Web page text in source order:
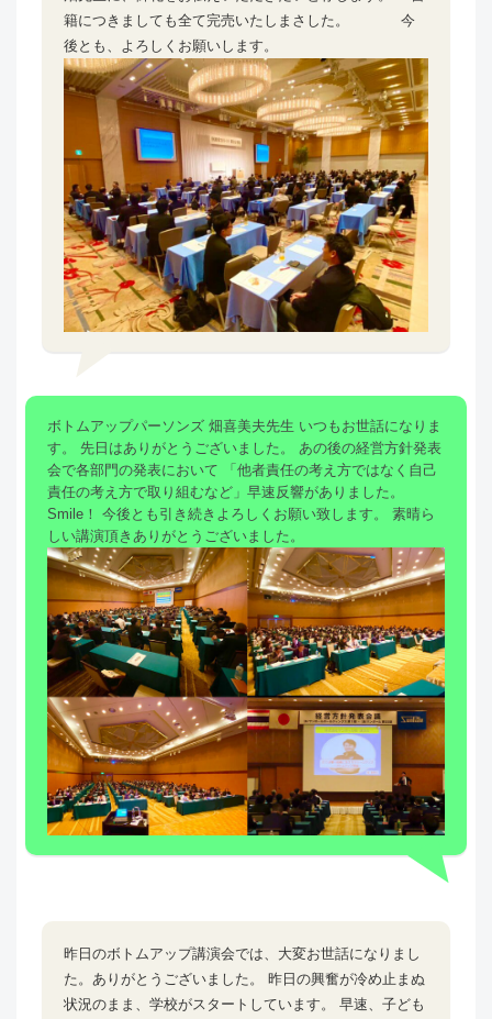
籍につきましても全て完売いたしまさした。 今
後とも、よろしくお願いします。
ボトムアップパーソンズ 畑喜美夫先生 いつもお世話になりま
す。 先日はありがとうございました。 あの後の経営方針発表
会で各部門の発表において 「他者責任の考え方ではなく自己
責任の考え方で取り組むなど」早速反響がありました。
Smile！ 今後とも引き続きよろしくお願い致します。 素晴ら
しい講演頂きありがとうございました。
昨日のボトムアップ講演会では、大変お世話になりまし
た。ありがとうございました。 昨日の興奮が冷め止まぬ
状況のまま、学校がスタートしています。 早速、子ども